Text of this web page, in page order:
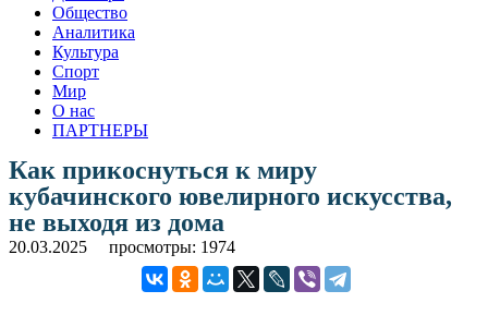
Общество
Аналитика
Культура
Спорт
Мир
О нас
ПАРТНЕРЫ
Как прикоснуться к миру
кубачинского ювелирного искусства,
не выходя из дома
20.03.2025 просмотры: 1974